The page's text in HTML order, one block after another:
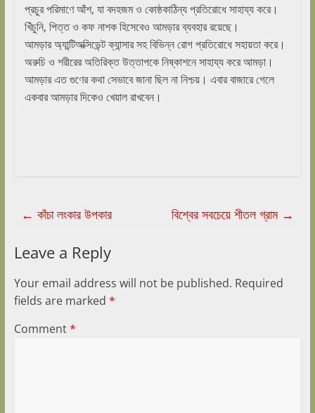
প্রচুর পরিমাণে আঁশ, যা বদহজম ও কোষ্ঠকাঠিন্য প্রতিরোধে সাহায্য করে।
খিঁচুনি, পিত্ত ও কফ নাশক হিসেবেও আমড়ার ব্যবহার রয়েছে।
আমড়ার অ্যান্টিঅক্সিডেন্ট ক্যান্সার সহ বিভিন্ন রোগ প্রতিরোধে সহায়তা করে।
অরুচি ও শরীরের অতিরিক্ত উত্তাপকে নিষ্কাশনে সাহায্য করে আমড়া।
আমড়ার এত গুণের কথা সেভাবে জানা ছিল না নিশ্চয়। এবার বাজারে গেলে
একবার আমড়ার দিকেও খেয়াল রাখবেন।
← কাঁচা লংকার উপকার বিশ্বের সবচেয়ে শীতল গ্রাম →
Leave a Reply
Your email address will not be published. Required
fields are marked *
Comment*